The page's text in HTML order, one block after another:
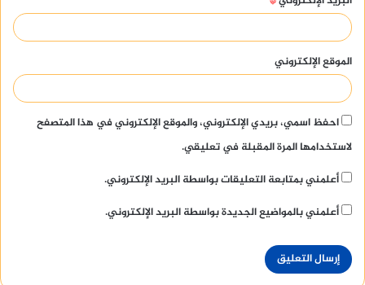
الموقع الإلكتروني
احفظ اسمي، بريدي الإلكتروني، والموقع الإلكتروني في هذا المتصفح
لاستخدامها المرة المقبلة في تعليقي.
أعلمني بمتابعة التعليقات بواسطة البريد الإلكتروني.
أعلمني بالمواضيع الجديدة بواسطة البريد الإلكتروني.